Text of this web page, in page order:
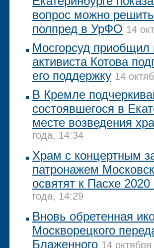
вопрос можно
полпред в УрФО 14
Мосгорсуд приобщил
активиста Котова
его поддержку 14
В Кремле
состоявшегося в
месте возведения
года, 14:34
Храм с концертным
патронажем
освятят к Пасхе 2020
года, 14:29
Вновь обретенная
Москворецкого
Блаженного 14